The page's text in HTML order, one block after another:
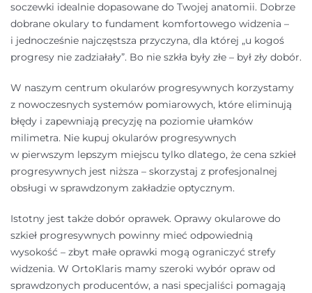
soczewki idealnie dopasowane do Twojej anatomii. Dobrze
dobrane okulary to fundament komfortowego widzenia –
i jednocześnie najczęstsza przyczyna, dla której „u kogoś
progresy nie zadziałały”. Bo nie szkła były złe – był zły dobór.
W naszym centrum okularów progresywnych korzystamy
z nowoczesnych systemów pomiarowych, które eliminują
błędy i zapewniają precyzję na poziomie ułamków
milimetra. Nie kupuj okularów progresywnych
w pierwszym lepszym miejscu tylko dlatego, że cena szkieł
progresywnych jest niższa – skorzystaj z profesjonalnej
obsługi w sprawdzonym zakładzie optycznym.
Istotny jest także dobór oprawek. Oprawy okularowe do
szkieł progresywnych powinny mieć odpowiednią
wysokość – zbyt małe oprawki mogą ograniczyć strefy
widzenia. W OrtoKlaris mamy szeroki wybór opraw od
sprawdzonych producentów, a nasi specjaliści pomagają